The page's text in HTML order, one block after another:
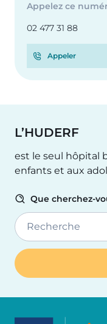
Appelez ce
02 477 31 88
Appeler
L’HUDERF
est le seul hôpital
enfants et aux
Que cherchez-
Recherche